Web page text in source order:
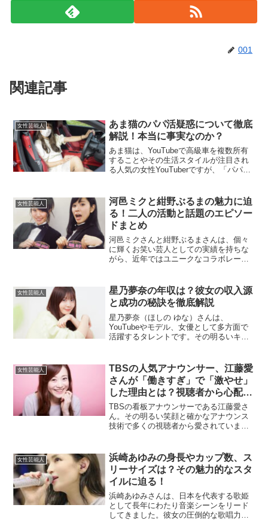
001
関連記事
女性芸能人
あま猫のパパ活疑惑について徹底
解説！本当に事実なのか？
あま猫は、YouTubeで高級車を複数所有
することやその生活スタイルが注目され
る人気の女性YouTuberですが、「パパ
は、彼女の成功の背景やパパ活疑惑の真
相に迫ってみ...
女性芸能人
河邑ミクと紺野ぶるまの魅力に迫
る！二人の活動と話題のエピソー
ドまとめ
河邑ミクさんと紺野ぶるまさんは、個々
に輝くお笑い芸人としての実績を持ちな
がら、近年ではユニークなコラボレーシ
りしつつ、彼女たちの共通点や面白さを
解説します。河邑ミクとはど...
女性芸能人
星乃夢奈の年収は？彼女の収入源
と成功の秘訣を徹底解説
星乃夢奈（ほしの ゆな）さんは、
YouTubeやモデル、女優として多方面で
活躍するタレントです。その明るいキャ
す。彼女の年収や収入源、さらに成功の
秘訣について詳しくご紹...
女性芸能人
TBSの人気アナウンサー、江藤愛
さんが「働きすぎ」で「激やせ」
した理由とは？視聴者から心配の
声が続出
TBSの看板アナウンサーである江藤愛さ
ん。その明るい笑顔と確かなアナウンス
技術で多くの視聴者から愛されていま
する人々が増えています。背景には、彼
女の多忙なスケジュールが影...
女性芸能人
浜崎あゆみの身長やカップ数、ス
リーサイズは？その魅力的なスタ
イルに迫る！
浜崎あゆみさんは、日本を代表する歌姫
として長年にわたり音楽シーンをリード
してきました。彼女の圧倒的な歌唱力や